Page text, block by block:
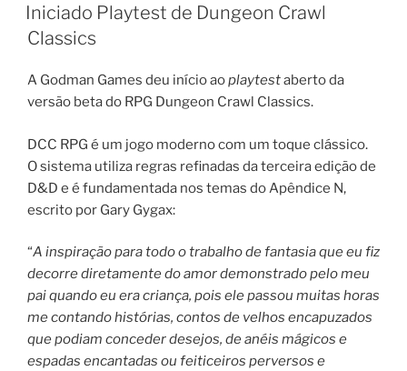
EM
Iniciado Playtest de Dungeon Crawl
Classics
A Godman Games deu início aoplaytestaberto da
versão beta do RPG Dungeon Crawl Classics.
DCC RPG é um jogo moderno com um toque clássico.
O sistema utiliza regras refinadas da terceira edição de
D&D e é fundamentada nos temas do Apêndice N,
escrito por Gary Gygax:
“A inspiração para todo o trabalho de fantasia que eu fiz
decorre diretamente do amor demonstrado pelo meu
pai quando eu era criança, pois ele passou muitas horas
me contando histórias, contos de velhos encapuzados
que podiam conceder desejos, de anéis mágicos e
espadas encantadas ou feiticeiros perversos e